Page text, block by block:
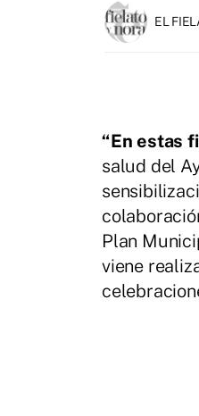
EL
“En estas
salud del
Plan
viene